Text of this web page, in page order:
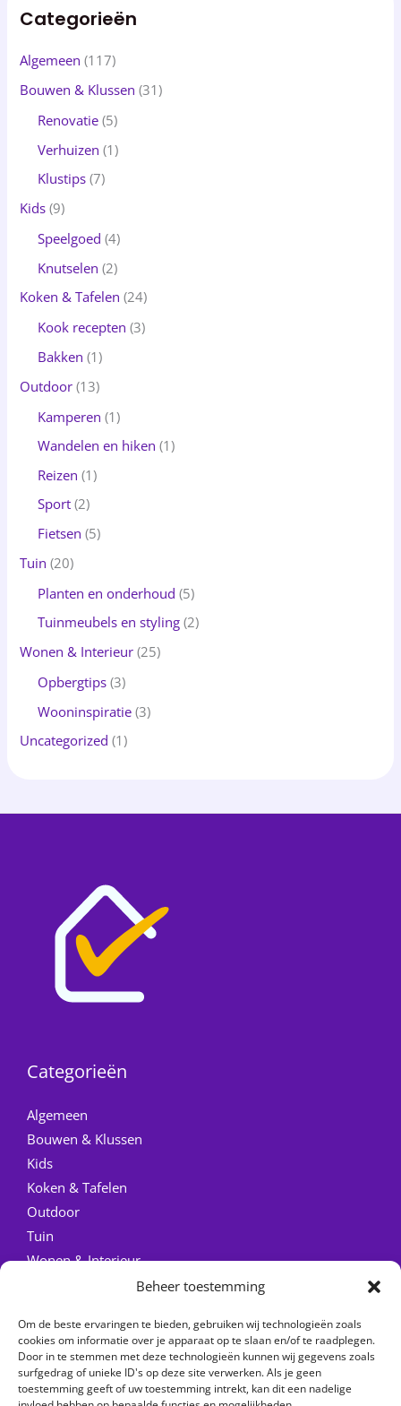
Beheer toestemming
Om de beste ervaringen te bieden, gebruiken wij technologieën zoals
cookies om informatie over je apparaat op te slaan en/of te raadplegen.
Door in te stemmen met deze technologieën kunnen wij gegevens zoals
surfgedrag of unieke ID's op deze site verwerken. Als je geen
toestemming geeft of uw toestemming intrekt, kan dit een nadelige
Categorieën
Algemeen (117)
Bouwen & Klussen (31)
Renovatie (5)
Verhuizen (1)
Klustips (7)
Kids (9)
Speelgoed (4)
Knutselen (2)
Koken & Tafelen (24)
Kook recepten (3)
Bakken (1)
Outdoor (13)
Kamperen (1)
Wandelen en hiken (1)
Reizen (1)
Sport (2)
Fietsen (5)
Tuin (20)
Planten en onderhoud (5)
Tuinmeubels en styling (2)
Wonen & Interieur (25)
Opbergtips (3)
Wooninspiratie (3)
Uncategorized (1)
Categorieën
Algemeen
Bouwen & Klussen
Kids
Koken & Tafelen
Outdoor
Tuin
Wonen & Interieur
Home
Over ons
Contact